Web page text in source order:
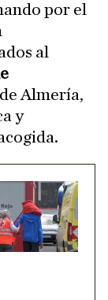
por el
al
Almería,
y